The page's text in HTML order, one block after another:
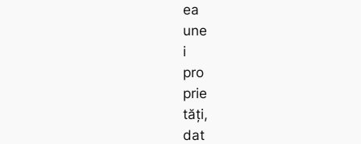
ea
une
i
pro
prie
tăți,
dat